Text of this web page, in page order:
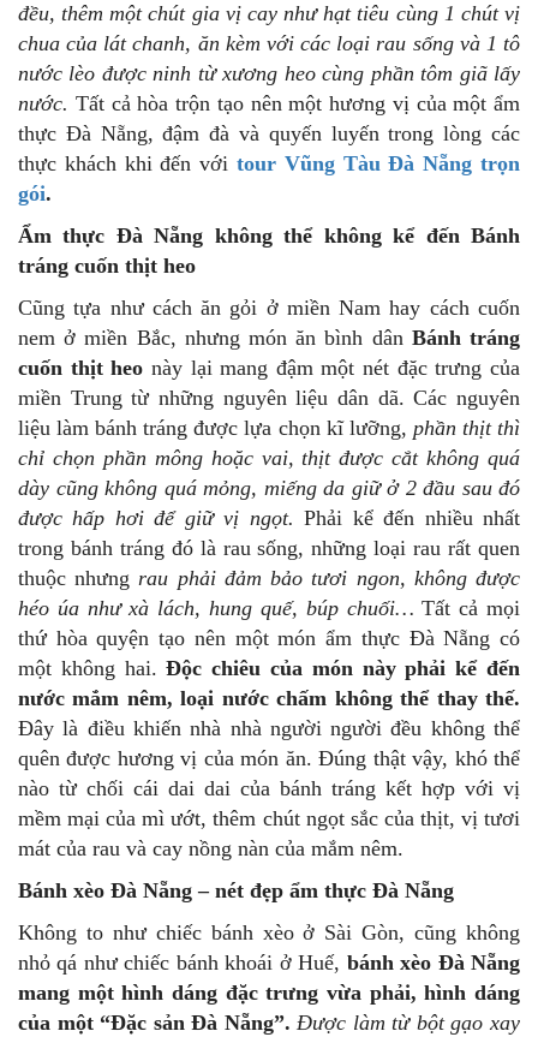
đều, thêm một chút gia vị cay như hạt tiêu cùng 1 chút vị
chua của lát chanh, ăn kèm với các loại rau sống và 1 tô
nước lèo được ninh từ xương heo cùng phần tôm giã lấy
nước. Tất cả hòa trộn tạo nên một hương vị của một ẩm
thực Đà Nẵng, đậm đà và quyến luyến trong lòng các
thực khách khi đến với tour Vũng Tàu Đà Nẵng trọn
gói.
Ẩm thực Đà Nẵng không thể không kể đến Bánh
tráng cuốn thịt heo
Cũng tựa như cách ăn gỏi ở miền Nam hay cách cuốn
nem ở miền Bắc, nhưng món ăn bình dân Bánh tráng
cuốn thịt heo này lại mang đậm một nét đặc trưng của
miền Trung từ những nguyên liệu dân dã. Các nguyên
liệu làm bánh tráng được lựa chọn kĩ lưỡng, phần thịt thì
chỉ chọn phần mông hoặc vai, thịt được cắt không quá
dày cũng không quá mỏng, miếng da giữ ở 2 đầu sau đó
được hấp hơi để giữ vị ngọt. Phải kể đến nhiều nhất
trong bánh tráng đó là rau sống, những loại rau rất quen
thuộc nhưngrau phải đảm bảo tươi ngon, không được
héo úa như xà lách, hung quế, búp chuối… Tất cả mọi
thứ hòa quyện tạo nên một món ẩm thực Đà Nẵng có
một không hai.Độc chiêu của món này phải kể đến
nước mắm nêm, loại nước chấm không thể thay thế.
Đây là điều khiến nhà nhà người người đều không thể
quên được hương vị của món ăn. Đúng thật vậy, khó thể
nào từ chối cái dai dai của bánh tráng kết hợp với vị
mềm mại của mì ướt, thêm chút ngọt sắc của thịt, vị tươi
mát của rau và cay nồng nàn của mắm nêm.
Bánh xèo Đà Nẵng – nét đẹp ẩm thực Đà Nẵng
Không to như chiếc bánh xèo ở Sài Gòn, cũng không
nhỏ qá như chiếc bánh khoái ở Huế, bánh xèo Đà Nẵng
mang một hình dáng đặc trưng vừa phải, hình dáng
của một “Đặc sản Đà Nẵng”. Được làm từ bột gạo xay